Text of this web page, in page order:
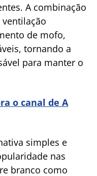
A combinação
de mofo,
tornando a
para manter o
o canal de A
simples e
nas
branco como